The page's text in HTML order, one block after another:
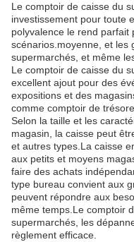
Le comptoir de caisse du
investissement pour toute
polyvalence le rend parfait
scénarios.moyenne, et les
supermarchés, et même
Le comptoir de caisse du
excellent ajout pour des
expositions et des
comme comptoir de
Selon la taille et les
magasin, la caisse peut
et autres types.La caisse
aux petits et moyens
faire des achats
type bureau convient aux
peuvent répondre aux
même temps.Le comptoir
supermarchés, les
règlement efficace.